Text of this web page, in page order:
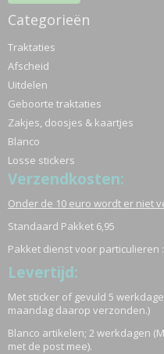
Categorieën
Traktaties
Afscheid
Uitdelen
Geboorte traktaties
Zakjes, doosjes & kaartjes
Blanco
Losse stickers
Verzendkosten:
Onder de 10 euro wordt er niet
Standaard Pakket 6,95
Pakket dienst voor particulieren
Levertijd:
Met sticker of gevuld 5
maandag daarop verzonden.)
Blanco artikelen; 2 werkdagen
met de post mee).